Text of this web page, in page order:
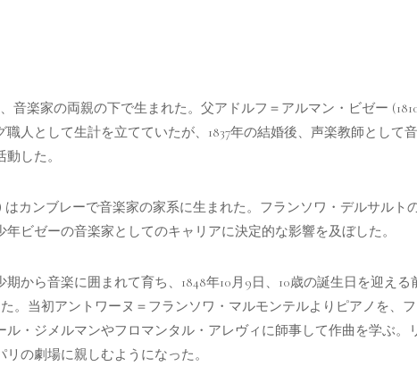
、音楽家の両親の下で生まれた。父アドルフ＝アルマン・ビゼー
人として生計を立てていたが、1837年の結婚後、声楽教師として
した。
はカンブレーで音楽家の家系に生まれた。フランソワ・デルサル
ビゼーの音楽家としてのキャリアに決定的な影響を及ぼした。
から音楽に囲まれて育ち、1848年10月9日、10歳の誕生日を迎え
。当初アントワーヌ＝フランソワ・マルモンテルよりピアノを、
・ジメルマンやフロマンタル・アレヴィに師事して作曲を学ぶ。
の劇場に親しむようになった。